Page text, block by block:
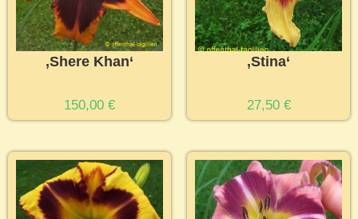
‚Shere Khan‘
150,00 €
‚Stina‘
27,50 €